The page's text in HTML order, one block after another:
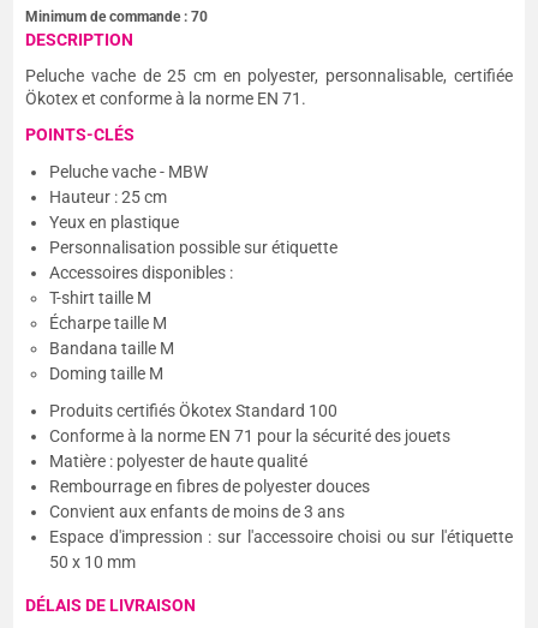
Minimum de commande :70
DESCRIPTION
Peluche vache de 25 cm en polyester, personnalisable, certifiée
Ökotex et conforme à la norme EN 71.
POINTS-CLÉS
Peluche vache - MBW
Hauteur : 25 cm
Yeux en plastique
Personnalisation possible sur étiquette
Accessoires disponibles :
T-shirt taille M
Écharpe taille M
Bandana taille M
Doming taille M
Produits certifiés Ökotex Standard 100
Conforme à la norme EN 71 pour la sécurité des jouets
Matière : polyester de haute qualité
Rembourrage en fibres de polyester douces
Convient aux enfants de moins de 3 ans
Espace d'impression : sur l'accessoire choisi ou sur l'étiquette
50 x 10 mm
DÉLAIS DE LIVRAISON